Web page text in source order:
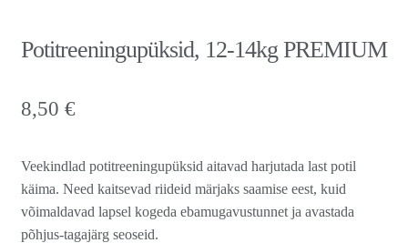
Potitreeningupüksid, 12-14kg PREMIUM
8,50 €
Veekindlad potitreeningupüksid aitavad harjutada last potil
käima. Need kaitsevad riideid märjaks saamise eest, kuid
võimaldavad lapsel kogeda ebamugavustunnet ja avastada
põhjus-tagajärg seoseid.